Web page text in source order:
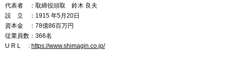
代表者 ：取締役頭取 鈴木 良夫
設 立 ：1915 年5月20日
資本金 ：78億86百万円
従業員数：366名
U R L : https://www.shimagin.co.jp/